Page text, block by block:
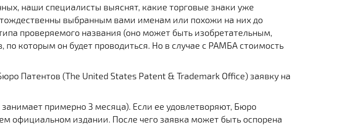
наши специалисты выяснят, какие торговые знаки уже
выбранным вами именам или похожи на них до
проверяемого названия (оно может быть изобретательным,
которым он будет проводиться. Но в случае с РАМБА стоимость
Патентов (The United States Patent & Trademark Office) заявку на
примерно 3 месяца). Если ее удовлетворяют, Бюро
официальном издании. После чего заявка может быть оспорена